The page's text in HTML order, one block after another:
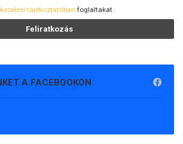
tájékoztatóban foglaltakat.
A FACEBOOKON